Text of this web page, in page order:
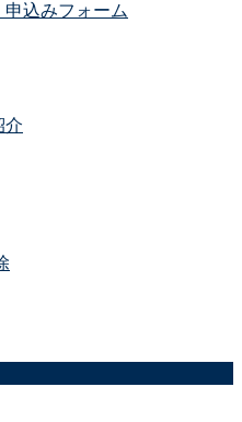
込みフォーム
介